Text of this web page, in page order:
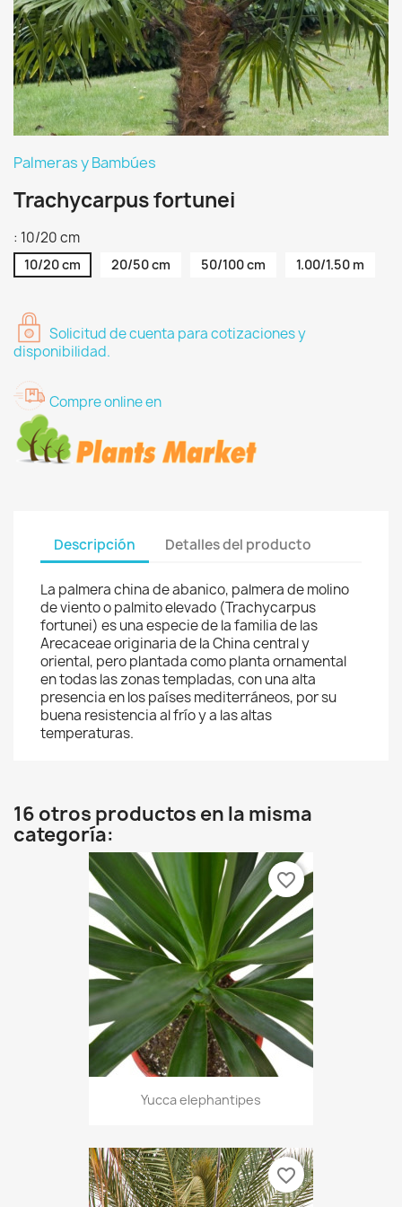
Palmeras y Bambúes
Trachycarpus fortunei
: 10/20 cm
10/20 cm 20/50 cm 50/100 cm 1.00/1.50 m
Solicitud de cuenta para cotizaciones y
disponibilidad.
Compre online en
Descripción Detalles del producto
La palmera china de abanico, palmera de molino
de viento o palmito elevado (Trachycarpus
fortunei) es una especie de la familia de las
Arecaceae originaria de la China central y
oriental, pero plantada como planta ornamental
en todas las zonas templadas, con una alta
presencia en los países mediterráneos, por su
buena resistencia al frío y a las altas
temperaturas.
16 otros productos en la misma
categoría:
Yucca elephantipes
favorite_border
favorite_border